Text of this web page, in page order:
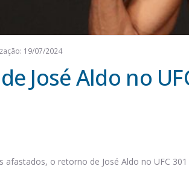
19/07/2024
José Aldo no
afastados, o retorno de José Aldo no UFC